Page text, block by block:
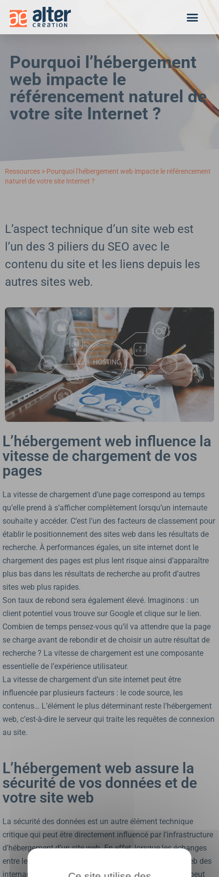
Pourquoi l’hébergement
web impacte le
référencement naturel de
votre site Internet ?
Ressources > Pourquoi l’hébergement web impacte le référencement
naturel de votre site Internet ?
L’aspect technique d’un site web est
l’un des 3 piliers du SEO avec le
contenu du site et les liens depuis les
autres sites web.
L’hébergement web influence la
vitesse de chargement de vos
pages
La vitesse de chargement d’une page correspond au temps
qu’elle prend à s’afficher complètement lorsqu’un internaute
souhaite y accéder. C’est l’un des facteurs de classement pour
établir le positionnement des sites web dans les résultats de
recherche. À performances égales, un site internet dont le
chargement des pages est plus lent risque ainsi d’apparaître
plus bas dans les résultats de recherche au profit d’autres
sites web plus rapides.
Son taux de rebond sera également élevé. Imaginons : un
client potentiel vous trouve sur Google et clique sur le lien.
Combien de temps pensez-vous qu’il va attendre que la page
se charge avant de rebondir et de choisir un autre résultat de
recherche ? La vitesse de chargement est une composante
essentielle de l’expérience utilisateur.
La vitesse de chargement d’un site internet peut être
influencée par plusieurs facteurs : le code source, les
contenus… L’élément le plus déterminant reste l’hébergement
web, c’est-à-dire le serveur qui traite les requêtes de connexion
au site.
L’hébergement web assure la
sécurité de vos données et de
votre site web
La sécurité des données est un autre élément technique
critique qui peut être directement influencé par l’infrastructure
d’hébergement d’un site web. En effet, lorsque les échanges
entre le serveur distant et les clients (les navigateurs web des
internautes) ne sont pas suffisamment sécurisés, cela peut
Panneau de gestion des cookies